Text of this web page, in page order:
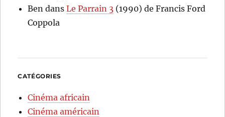
Ben dansLe Parrain 3 (1990) de Francis Ford
Coppola
CATÉGORIES
Cinéma africain
Cinéma américain